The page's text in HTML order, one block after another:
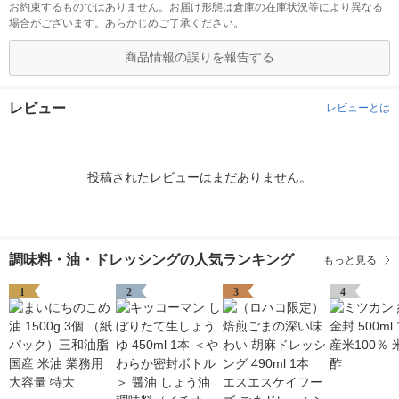
お約束するものではありません。お届け形態は倉庫の在庫状況等により異なる
場合がございます。あらかじめご了承ください。
商品情報の誤りを報告する
レビュー レビューとは
投稿されたレビューはまだありません。
調味料・油・ドレッシングの人気ランキング もっと見る
1 2 3 4